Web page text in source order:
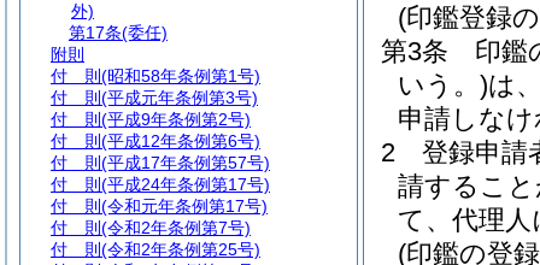
(印鑑登録
第3条
印鑑
いう。)は
申請しな
2
登録申請
請するこ
て、代理
(印鑑の登
外)
第17条(委任)
附則
付 則 (昭和58年条例第1号)
付 則 (平成元年条例第3号)
付 則 (平成9年条例第2号)
付 則 (平成12年条例第6号)
付 則 (平成17年条例第57号)
付 則 (平成24年条例第17号)
付 則 (令和元年条例第17号)
付 則 (令和2年条例第7号)
付 則 (令和2年条例第25号)